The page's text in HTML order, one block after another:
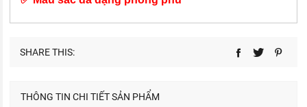
SHARE THIS:
THÔNG TIN CHI TIẾT SẢN PHẨM